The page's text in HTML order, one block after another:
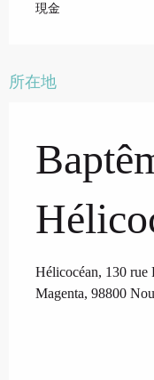
現金
所在地
Hélicocéan, 130 rue
Magenta, 98800